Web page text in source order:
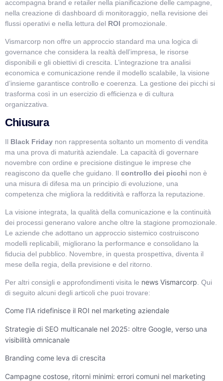
accompagna brand e retailer nella pianificazione delle campagne,
nella creazione di dashboard di monitoraggio, nella revisione dei
flussi operativi e nella lettura del ROI promozionale.
Vismarcorp non offre un approccio standard ma una logica di
governance che considera la realtà dell’impresa, le risorse
disponibili e gli obiettivi di crescita. L’integrazione tra analisi
economica e comunicazione rende il modello scalabile, la visione
d’insieme garantisce controllo e coerenza. La gestione dei picchi si
trasforma così in un esercizio di efficienza e di cultura
organizzativa.
Chiusura
Il Black Friday non rappresenta soltanto un momento di vendita
ma una prova di maturità aziendale. La capacità di governare
novembre con ordine e precisione distingue le imprese che
reagiscono da quelle che guidano. Il controllo dei picchi non è
una misura di difesa ma un principio di evoluzione, una
competenza che migliora la redditività e rafforza la reputazione.
La visione integrata, la qualità della comunicazione e la continuità
dei processi generano valore anche oltre la stagione promozionale.
Le aziende che adottano un approccio sistemico costruiscono
modelli replicabili, migliorano la performance e consolidano la
fiducia del pubblico. Novembre, in questa prospettiva, diventa il
mese della regia, della previsione e del ritorno.
Per altri consigli e approfondimenti visita le news Vismarcorp . Qui
di seguito alcuni degli articoli che puoi trovare:
Come l’IA ridefinisce il ROI nel marketing aziendale
Strategie di SEO multicanale nel 2025: oltre Google, verso una
visibilità omnicanale
Branding come leva di crescita
Campagne costose, ritorni minimi: errori comuni nel marketing